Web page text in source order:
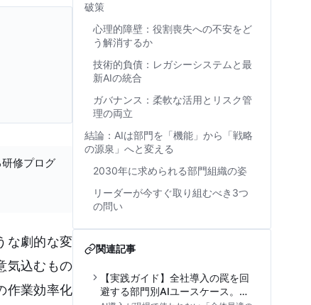
修プログ
な劇的な変
気込むもの
作業効率化
破策
心理的障壁：役割喪失への不安をど
う解消するか
技術的負債：レガシーシステムと最
新AIの統合
ガバナンス：柔軟な活用とリスク管
理の両立
結論：AIは部門を「機能」から「戦略
の源泉」へと変える
2030年に求められる部門組織の姿
リーダーが今すぐ取り組むべき3つ
の問い
関連記事
【実践ガイド】全社導入の罠を回
避する部門別AIユースケース。現